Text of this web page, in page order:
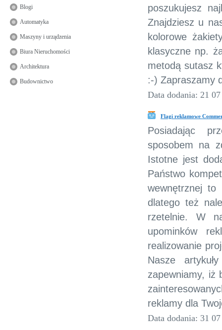
Blogi
Automatyka
Maszyny i urządzenia
Biura Nieruchomości
Architektura
Budownictwo
poszukujesz
Znajdziesz u
kolorowe
klasyczne np.
metodą sutasz
:-) Zapraszamy
Data dodania: 21
Flagi reklamowe
Posiadając
sposobem na
Istotne jest
Państwo
wewnętrznej to
dlatego też
rzetelnie. W
upominków
realizowanie
Nasze
zapewniamy, iż
reklamy dla
Data dodania: 31